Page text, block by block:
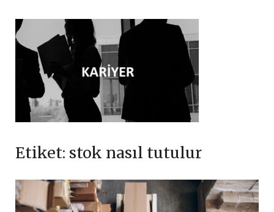
Etiket: stok nasıl tutulur